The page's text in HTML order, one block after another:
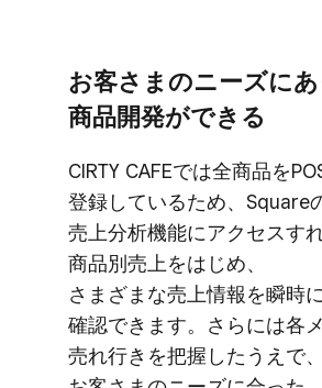
お客さまの​ニーズに​
商品開発が​できる
CIRTY CAFEでは​全商品を​
登録している​ため、​Square
売上分析機能に​アクセスす
商品別売上を​はじめ、​
さまざまな売上情報を​瞬時に​
確認できます。​さらには​各
売れ​行きを​把握したうえで